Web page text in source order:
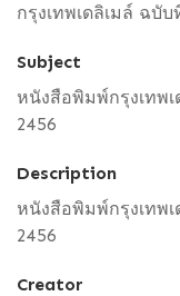
กรุงเทพเดลิเมล์ ฉบั
Subject
หนังสือพิมพ์กรุงเทพ
2456
Description
หนังสือพิมพ์กรุงเทพ
2456
Creator